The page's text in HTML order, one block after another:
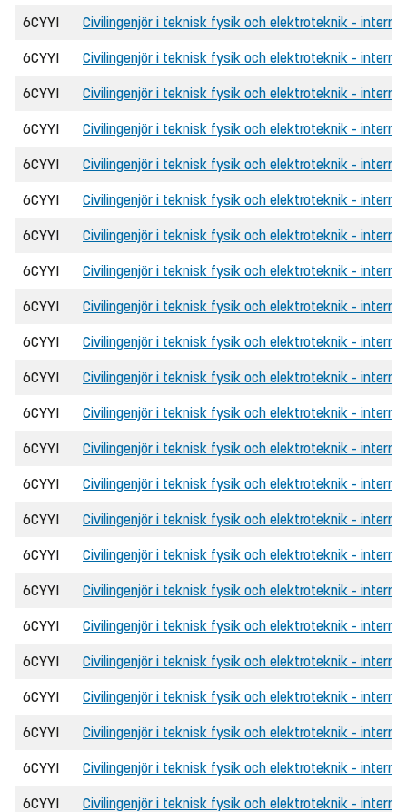
6CYYI Civilingenjör i teknisk fysik och elektroteknik -
6CYYI Civilingenjör i teknisk fysik och elektroteknik -
6CYYI Civilingenjör i teknisk fysik och elektroteknik -
6CYYI Civilingenjör i teknisk fysik och elektroteknik -
6CYYI Civilingenjör i teknisk fysik och elektroteknik -
6CYYI Civilingenjör i teknisk fysik och elektroteknik -
6CYYI Civilingenjör i teknisk fysik och elektroteknik -
6CYYI Civilingenjör i teknisk fysik och elektroteknik -
6CYYI Civilingenjör i teknisk fysik och elektroteknik -
6CYYI Civilingenjör i teknisk fysik och elektroteknik -
6CYYI Civilingenjör i teknisk fysik och elektroteknik -
6CYYI Civilingenjör i teknisk fysik och elektroteknik -
6CYYI Civilingenjör i teknisk fysik och elektroteknik -
6CYYI Civilingenjör i teknisk fysik och elektroteknik -
6CYYI Civilingenjör i teknisk fysik och elektroteknik -
6CYYI Civilingenjör i teknisk fysik och elektroteknik -
6CYYI Civilingenjör i teknisk fysik och elektroteknik -
6CYYI Civilingenjör i teknisk fysik och elektroteknik -
6CYYI Civilingenjör i teknisk fysik och elektroteknik -
6CYYI Civilingenjör i teknisk fysik och elektroteknik -
6CYYI Civilingenjör i teknisk fysik och elektroteknik -
6CYYI Civilingenjör i teknisk fysik och elektroteknik -
6CYYI Civilingenjör i teknisk fysik och elektroteknik -